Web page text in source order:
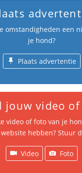
omstandigheden een
je hond?
Plaats advertentie
jouw video
video of foto van je
hebben? Stuur
Video Foto